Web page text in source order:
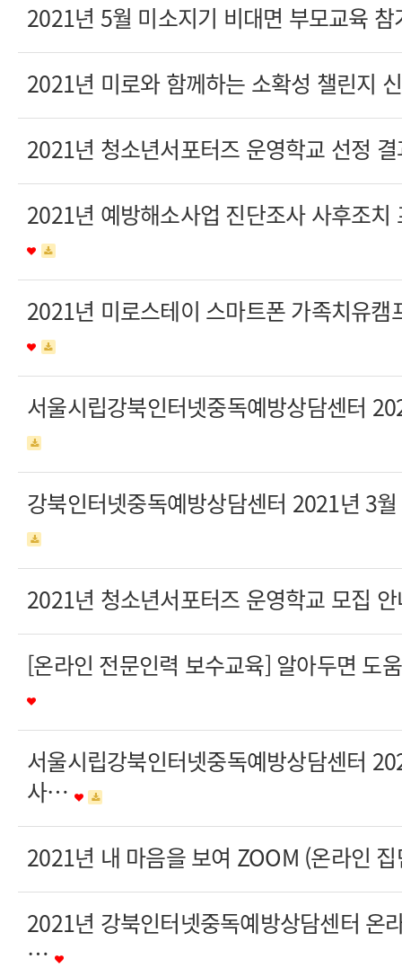
2021년 5월 미소지기 비대면 부모교육
2021년 미로와 함께하는 소확성 챌린지
2021년 청소년서포터즈 운영학교 선정
2021년 예방해소사업 진단조사 사후조
2021년 미로스테이 스마트폰 가족치유
서울시립강북인터넷중독예방상담센터
강북인터넷중독예방상담센터 2021년 3
2021년 청소년서포터즈 운영학교 모집
[온라인 전문인력 보수교육] 알아두면 도
서울시립강북인터넷중독예방상담센터
사…
2021년 내 마음을 보여 ZOOM (온라인
2021년 강북인터넷중독예방상담센터 온
…